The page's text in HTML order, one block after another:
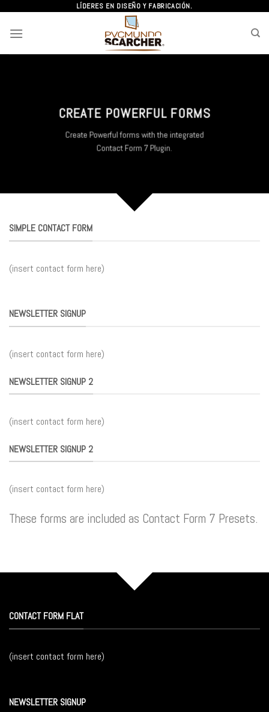
content
LÍDERES EN DISEÑO Y FABRICACIÓN.
CREATE POWERFUL FORMS
Create Powerful forms with the integrated
Contact Form 7 Plugin.
SIMPLE CONTACT FORM
(insert contact form here)
NEWSLETTER SIGNUP
(insert contact form here)
NEWSLETTER SIGNUP 2
(insert contact form here)
NEWSLETTER SIGNUP 2
(insert contact form here)
These forms are included as Contact Form 7 Presets.
CONTACT FORM FLAT
(insert contact form here)
NEWSLETTER SIGNUP